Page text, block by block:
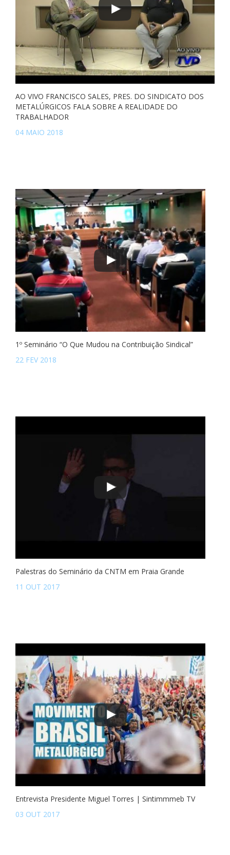
AO VIVO FRANCISCO SALES, PRES. DO SINDICATO DOS
METALÚRGICOS FALA SOBRE A REALIDADE DO
TRABALHADOR
04 MAIO 2018
1º Seminário “O Que Mudou na Contribuição Sindical”
22 FEV 2018
Palestras do Seminário da CNTM em Praia Grande
11 OUT 2017
Entrevista Presidente Miguel Torres | Sintimmmeb TV
03 OUT 2017